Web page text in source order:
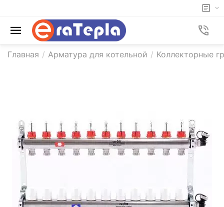
Главная / Арматура для котельной / Коллекторные